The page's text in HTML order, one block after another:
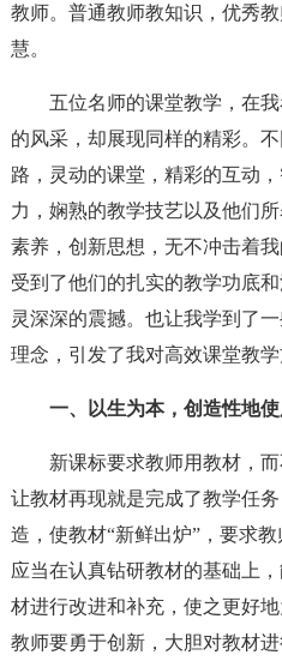
教师。普通教师教知识，优秀
慧。
五位名师的课堂教学，在
的风采，却展现同样的精彩。
路，灵动的课堂，精彩的互动
力，娴熟的教学技艺以及他们
素养，创新思想，无不冲击着
受到了他们的扎实的教学功底
灵深深的震撼。也让我学到了
理念，引发了我对高效课堂教学
一、以生为本，创造性地
新课标要求教师用教材，
让教材再现就是完成了教学任
造，使教材“新鲜出炉”，要求
应当在认真钻研教材的基础上
材进行改进和补充，使之更好
教师要勇于创新，大胆对教材